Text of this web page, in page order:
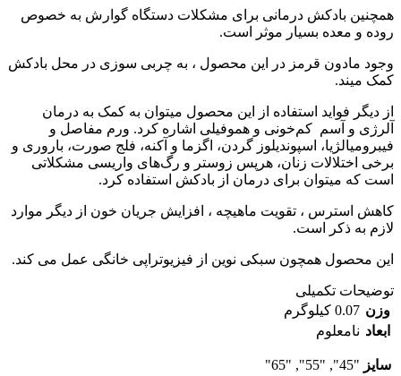
همچنین بادکش درمانی برای مشکلات دستگاه گوارش به خصوص
روده و معده بسیار موثر است.
وجود مادون قرمز در این محصول ، به چربی سوزی در محل بادکش
کمک میند.
از دیگر فواید استفاده از این محصول میتوان به کمک به درمان
آلرژی و آسم کم‌خونی و هموفیلی اشاره کرد. ورم مفاصل و
فیبرومیالژیا، اسپوندیلوز گردن، اگزما و آکنه، فلج صورت، باروری و
برخی اختلالات زنان، هرپس زوستر و رگ‌های واریسی مشکلاتی
است که میتوان برای درمان از بادکش استفاده کرد.
کاهش استرس ، تقویت ماهیچه ، افزایش جریان خون از دیگر موارد
لازم به ذکر است.
این محصول همچون سبکی نوین از فیزیوتراپی خانگی عمل می کند.
توضیحات تکمیلی
وزن 0.07 کیلوگرم
ابعاد نامعلوم
سایز "45", "55", "65"